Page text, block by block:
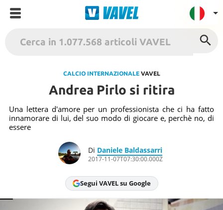
UK
Spagna
México
Contatto
CALCIO INTERNAZIONALEVAVEL
Andrea Pirlo si ritira
Una lettera d'amore per un professionista che ci ha fatto
innamorare di lui, del suo modo di giocare e, perchè no, di
essere
Di Daniele Baldassarri
2017-11-07T07:30:00.000Z
Segui VAVEL su Google